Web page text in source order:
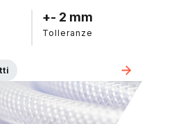
+- 2 mm
Tolleranze